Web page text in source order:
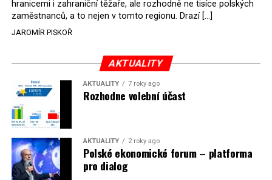
Rozhodnutí polského ministra spravedlnosti jistě potěší
německé, české a polské ekology, kteří žalobu u
správního soudu podali, ale také německé a české
možná vozit své hnědé uhlí. ČEZ bude také spokojen –
škrtnutím 7 % elektřiny znamená totiž pro Polsko zcela
neplánované a nečekané skokové zvýšení závislosti na
dovozu elektřiny už od roku 2027.
(psáno pro info.cz)
hranicemi i zahraniční těžaře, ale rozhodně ne tisíce polských
zaměstnanců, a to nejen v tomto regionu. Drazí […]
JAROMÍR PISKOŘ
AKTUALITY
AKTUALITY 7 roky ago
Rozhodne volební účast
AKTUALITY 2 roky ago
Polské ekonomické forum – platforma
pro dialog